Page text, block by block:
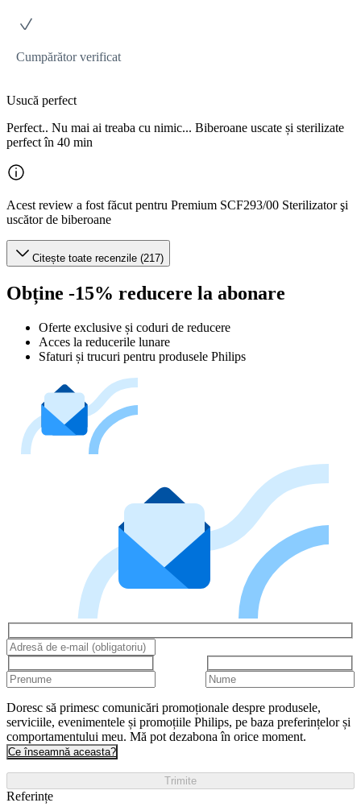
Cumpărător verificat
Usucă perfect
Perfect.. Nu mai ai treaba cu nimic... Biberoane uscate și sterilizate
perfect în 40 min
Acest review a fost făcut pentru Premium SCF293/00 Sterilizator şi
uscător de biberoane
Citește toate recenzile (217)
Obține -15% reducere la abonare
Oferte exclusive și coduri de reducere
Acces la reducerile lunare
Sfaturi și trucuri pentru produsele Philips
Doresc să primesc comunicări promoționale despre produsele,
serviciile, evenimentele și promoțiile Philips, pe baza preferințelor și
comportamentului meu. Mă pot dezabona în orice moment.
Ce înseamnă aceasta?
Trimite
Referințe